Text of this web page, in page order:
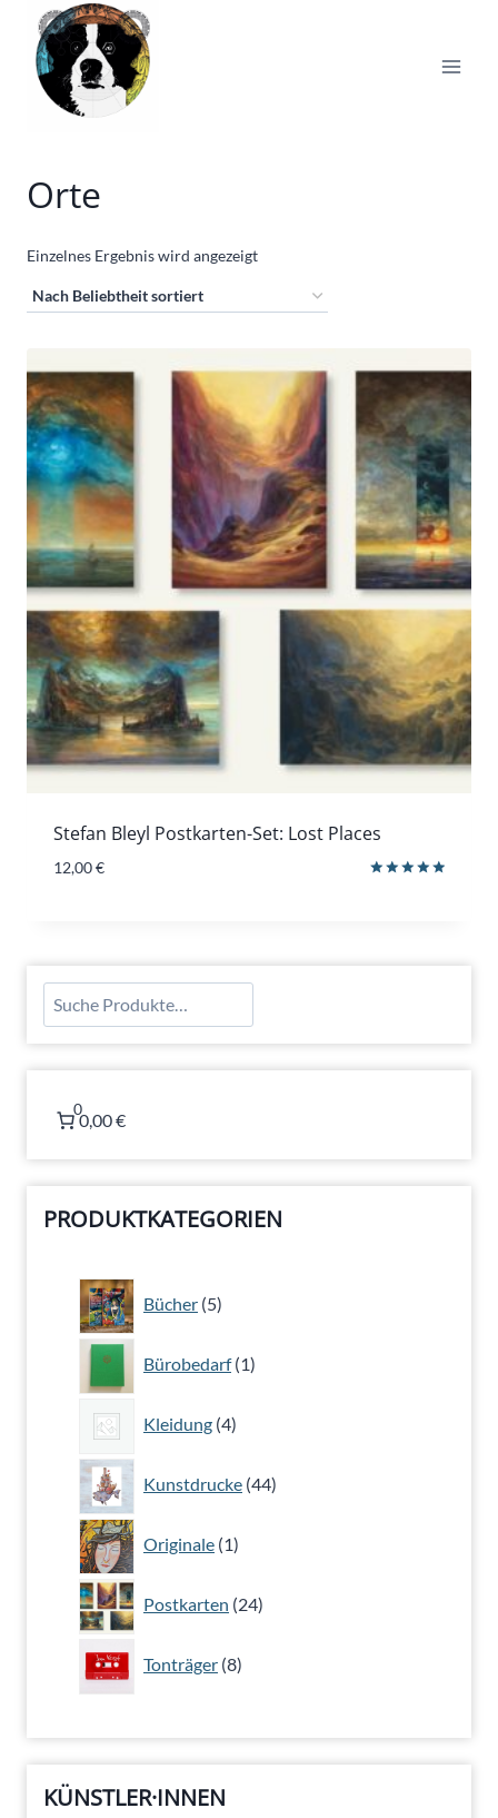
Inhalt
springen
Orte
Einzelnes Ergebnis wird angezeigt
Stefan Bleyl Postkarten-Set: Lost Places
12,00€
Suchen
0
0,00 €
PRODUKTKATEGORIEN
Bücher 5
Produkte
Bürobedarf 1
Produkt
Kleidung 4
Produkte
Kunstdrucke 44
Produkte
Originale 1
Produkt
Postkarten 24
Produkte
Tonträger 8
Produkte
KÜNSTLER·INNEN